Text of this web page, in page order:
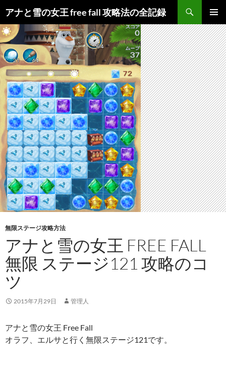
アナと雪の女王 free fall 攻略法の全記録
索
メインメ
ニュー
ン
テ
ン
ツ
へ
ス
キ
ッ
プ
無限ステージ攻略方法
アナと雪の女王 FREE FALL
無限 ステージ121 攻略のコ
ツ
2015年7月29日 管理人
アナと雪の女王 Free Fall
オラフ、エルサと行く無限ステージ121です。